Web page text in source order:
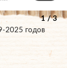
1 / 3
2025 годов